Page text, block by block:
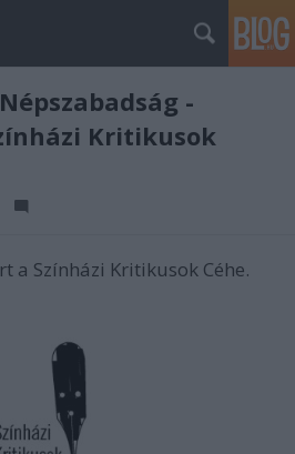
-
Kritikusok
a Színházi Kritikusok Céhe.